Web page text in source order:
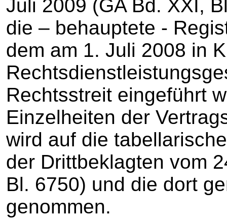
Juli 2009 (GA Bd. XXI,
die – behauptete -
dem am 1. Juli 2008 in
Rechtsstreit eingeführt
Einzelheiten der
wird auf die
der Drittbeklagten vom
Bl. 6750) und die dort
genommen.